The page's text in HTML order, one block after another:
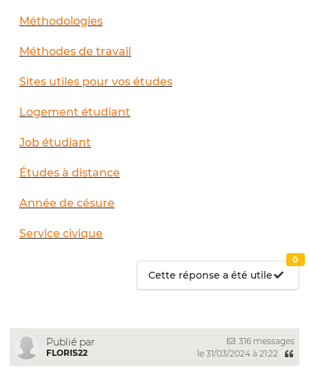
Méthodologies
Méthodes de travail
Sites utiles pour vos études
Logement étudiant
Job étudiant
Études à distance
Année de césure
Service civique
Cette réponse a été utile
0
Publié par
FLORIS22
316 messages
le 31/03/2024 à 21:22